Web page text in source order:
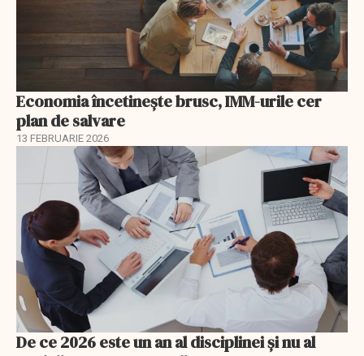
Economia încetinește brusc, IMM-urile cer
plan de salvare
13 FEBRUARIE 2026
De ce 2026 este un an al disciplinei și nu al